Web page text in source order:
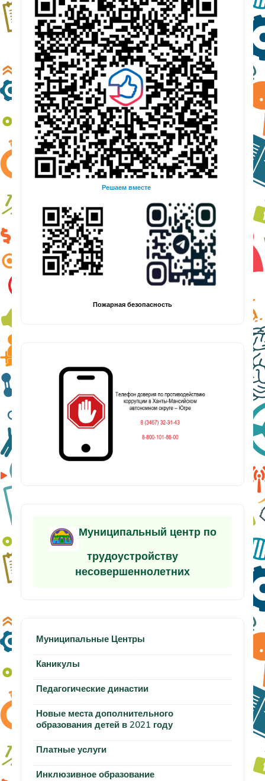
Решаем вместе
Пожарная безопасность
Муниципальный центр по
трудоустройству
несовершеннолетних
Муниципальные Центры
Каникулы
Педагогические династии
Новые места дополнительного
образования детей в 2021 году
Платные услуги
Инклюзивное образование